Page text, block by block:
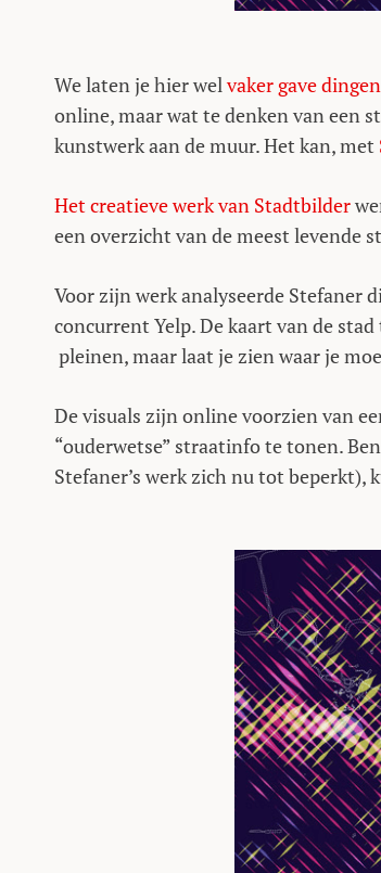
We laten je hier welvaker gave dingen
online, maar wat te denken van een
kunstwerk aan de muur. Het kan, met
Het creatieve werk van Stadtbilder
een overzicht van de meest levende
Voor zijn werk analyseerde Stefaner
concurrent Yelp. De kaart van de
pleinen, maar laat je zien waar je
De visuals zijn online voorzien van
“ouderwetse” straatinfo te tonen.
Stefaner’s werk zich nu tot beperkt),